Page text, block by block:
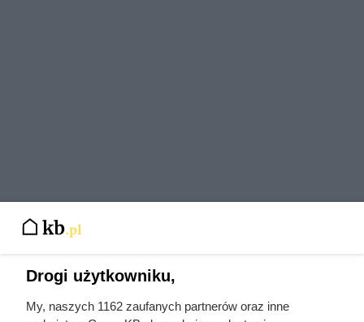
Jak wydłużyć żywotność paneli
PV
Drogi użytkowniku,
My, naszych 1162 zaufanych partnerów oraz inne